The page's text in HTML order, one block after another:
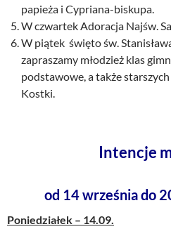
papieża i Cypriana-biskupa.
W czwartek Adoracja Najśw.
W piątek święto św.
zapraszamy młodzież klas
podstawowe, a także
Kostki.
Intencje
od 14 września do
Poniedziałek – 14.09.